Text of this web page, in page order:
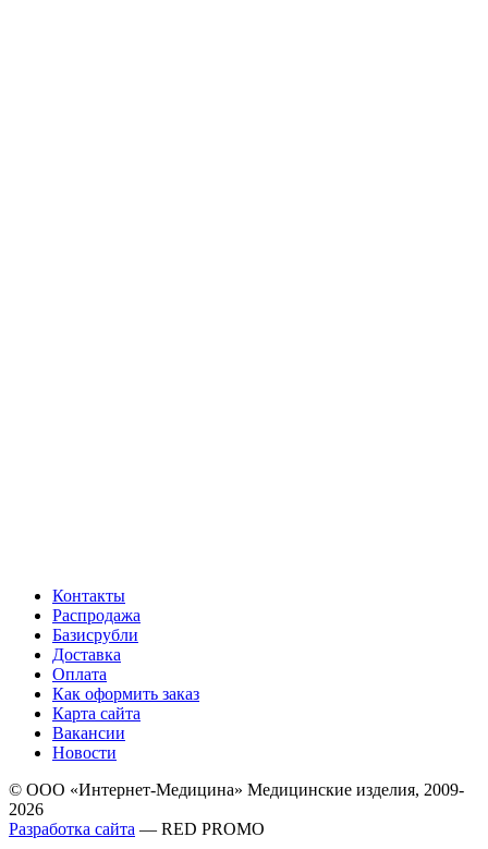
Контакты
Распродажа
Базисрубли
Доставка
Оплата
Как оформить заказ
Карта сайта
Вакансии
Новости
© ООО «Интернет-Медицина» Медицинские изделия, 2009-
2026
Разработка сайта — RED PROMO